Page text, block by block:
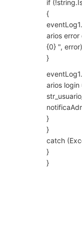
if
{
arios error
{0} ",
}
arios
}
}
catch
}
}